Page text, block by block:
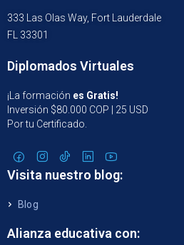
333 Las Olas Way, Fort Lauderdale
FL 33301
Diplomados Virtuales
¡La formación es Gratis!
Inversión $80.000 COP | 25 USD
Por tu Certificado.
Visita nuestro blog:
Blog
Alianza educativa con: